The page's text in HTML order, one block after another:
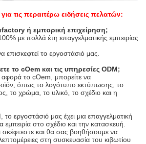
τις περαιτέρω ειδήσεις πελατών:
ή εμπορική επιχείρηση;
με πολλά έτη επαγγελματικής εμπειρίας
το εργοστάσιό μας.
το cOem και τις υπηρεσίες ODM;
το cOem, μπορείτε να
όπως το λογότυπο εκτύπωσης, το
το χρώμα, το υλικό, το σχέδιο και η
εργοστάσιό μας έχει μια επαγγελματική
στο σχέδιο και την κατασκευή.
σκέφτεστε και θα σας βοηθήσουμε να
στη συσκευασία του κιβωτίου